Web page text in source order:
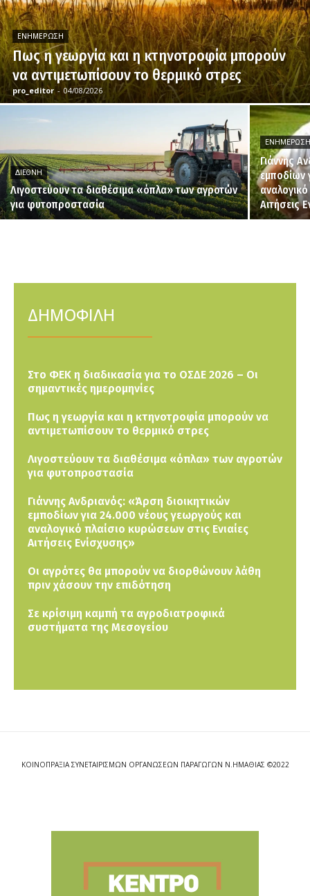
ΕΝΗΜΈΡΩΣΗ
Πως η γεωργία και η κτηνοτροφία μπορούν
να αντιμετωπίσουν το θερμικό στρες
pro_editor - 04/08/2026
ΔΙΕΘΝΉ
Λιγοστεύουν τα διαθέσιμα «όπλα» των αγροτών
για φυτοπροστασία
Γιάννης
εμποδίων
Αιτήσεις
ΔΗΜΟΦΙΛΗ
Στο ΦΕΚ η διαδικασία για το ΟΣΔΕ 2026 – Οι
σημαντικές ημερομηνίες
Πως η γεωργία και η κτηνοτροφία μπορούν να
αντιμετωπίσουν το θερμικό στρες
Λιγοστεύουν τα διαθέσιμα «όπλα» των αγροτών
για φυτοπροστασία
Γιάννης Ανδριανός: «Άρση διοικητικών
εμποδίων για 24.000 νέους γεωργούς και
αναλογικό πλαίσιο κυρώσεων στις Ενιαίες
Αιτήσεις Ενίσχυσης»
Οι αγρότες θα μπορούν να διορθώνουν λάθη
πριν χάσουν την επιδότηση
Σε κρίσιμη καμπή τα αγροδιατροφικά
συστήματα της Μεσογείου
ΚΟΙΝΟΠΡΑΞΙΑ ΣΥΝΕΤΑΙΡΙΣΜΩΝ ΟΡΓΑΝΩΣΕΩΝ ΠΑΡΑΓΩΓΩΝ Ν.ΗΜΑΘΙΑΣ ©2022